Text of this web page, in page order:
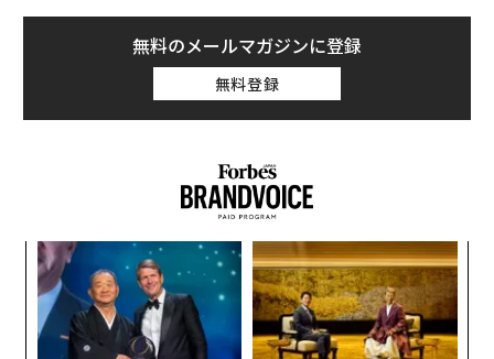
「また駐禁取られたよ」と笑う友人がゴールド免許であり続ける理由
はじめてのマイカー 理想は「アルファード」、現実は……
のリストが、電気のみで走行するEVと、部分的に電動化
されたハイブリッド車（HV）、そして内燃エンジンと併
せて比較的容量の大きなバッテリーを搭載し、外部電源
から充電可能なプラグインハイブリッド車（PHV）で占
められたことは驚くに当たらない。
2024年の最もクリーンなクルマとして選ばれた12車種の
うち、7車種が純粋な電気自動車であり、2020年の3車
種、2023年の5車種から、今年はさらに増えている。ま
た「環境にやさしいクルマは高すぎる」と文句をいう人
のために、2024年版「最も環境にやさしいクルマ」12車
種のうち7車種が3万5000ドル（約515万円）以下という
価格から購入できることを記しておくべきだろう。
無料のメールマガジンに登録
無料登録